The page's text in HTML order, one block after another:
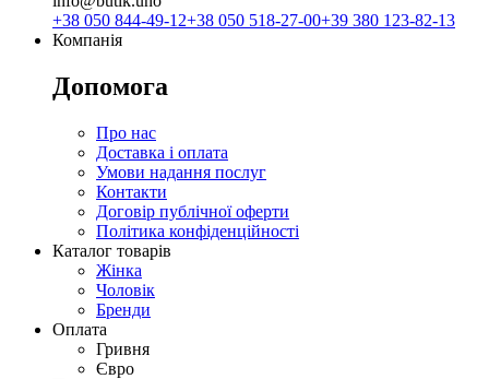
+38 050 844-49-12+38 050 518-27-00+39 380 123-82-13
Компанія
Допомога
Про нас
Доставка і оплата
Умови надання послуг
Контакти
Договір публічної оферти
Політика конфіденційності
Каталог товарів
Жінка
Чоловік
Бренди
Оплата
Гривня
Євро